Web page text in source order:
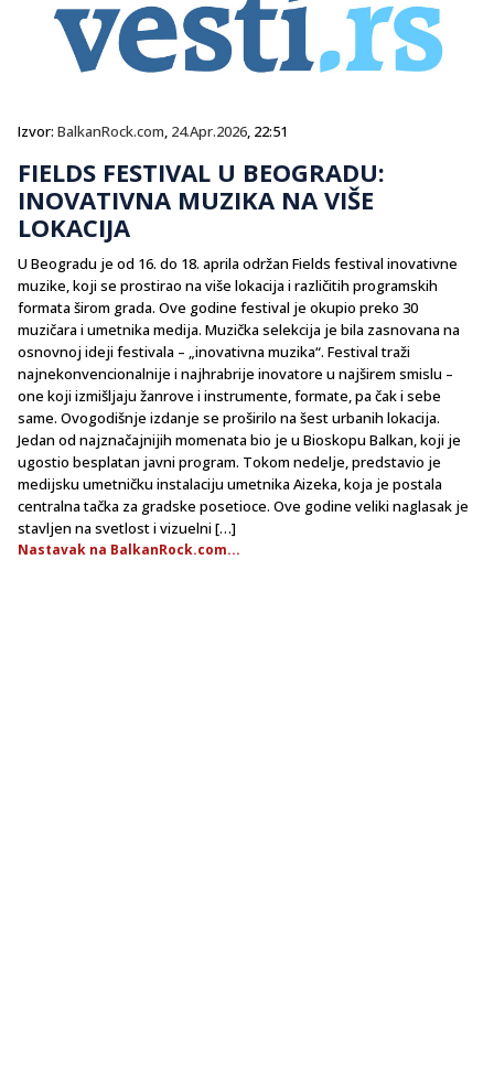
Izvor: BalkanRock.com, 24.Apr.2026, 22:51
FIELDS FESTIVAL U BEOGRADU:
INOVATIVNA MUZIKA NA VIŠE
LOKACIJA
U Beogradu je od 16. do 18. aprila održan Fields festival inovativne
muzike, koji se prostirao na više lokacija i različitih programskih
formata širom grada. Ove godine festival je okupio preko 30
muzičara i umetnika medija. Muzička selekcija je bila zasnovana na
osnovnoj ideji festivala – „inovativna muzika“. Festival traži
najnekonvencionalnije i najhrabrije inovatore u najširem smislu –
one koji izmišljaju žanrove i instrumente, formate, pa čak i sebe
same. Ovogodišnje izdanje se proširilo na šest urbanih lokacija.
Jedan od najznačajnijih momenata bio je u Bioskopu Balkan, koji je
ugostio besplatan javni program. Tokom nedelje, predstavio je
medijsku umetničku instalaciju umetnika Aizeka, koja je postala
centralna tačka za gradske posetioce. Ove godine veliki naglasak je
stavljen na svetlost i vizuelni […]
Nastavak na BalkanRock.com...